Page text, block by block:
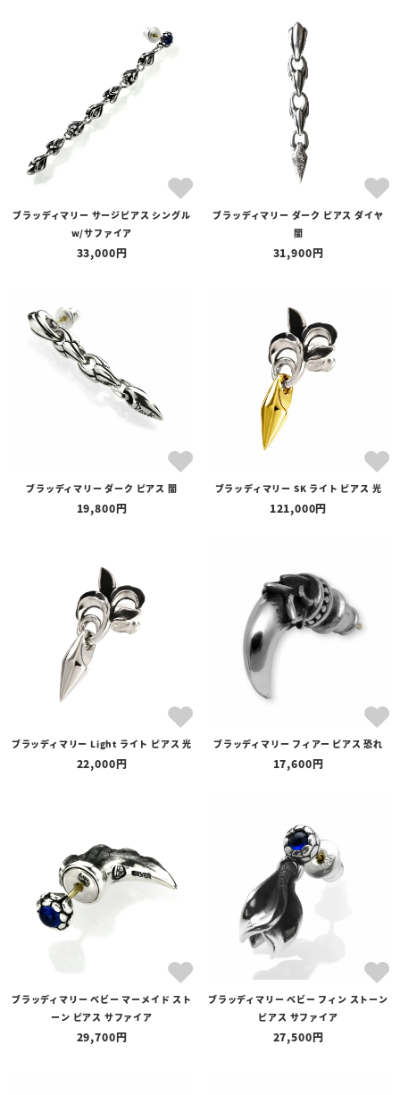
ブラッディマリー サージピアス シングル
w/サファイア
33,000
ブラッディマリー ダーク ピアス ダイヤ
闇
31,900
ブラッディマリー ダーク ピアス 闇
19,800
ブラッディマリー SK ライト ピアス 光
121,000
ブラッディマリー Light ライト ピアス 光
22,000
ブラッディマリー フィアー ピアス 恐れ
17,600
ブラッディマリー ベビー マーメイド スト
ーン ピアス サファイア
29,700
ブラッディマリー ベビー フィン ストーン
ピアス サファイア
27,500